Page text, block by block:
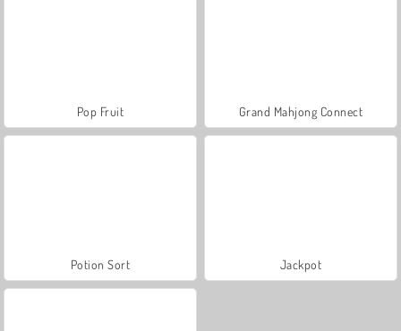
Pop Fruit Grand Mahjong Connect
Potion Sort Jackpot